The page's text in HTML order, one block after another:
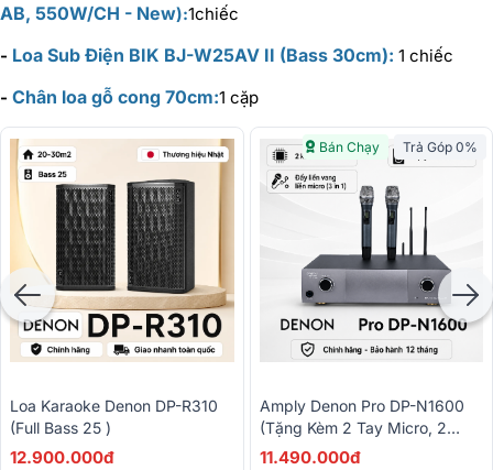
AB, 550W/CH - New):1chiếc
- Loa Sub Điện BIK BJ-W25AV II (Bass 30cm): 1 chiếc
- Chân loa gỗ cong 70cm:1 cặp
Loa Karaoke Denon DP-R310
(Full Bass 25 )
12.900.000đ
Bán Chạy Trả Góp 0%
Amply Denon Pro DP-N1600
(tặng Kèm 2 Tay Micro, 2
Kênh, Class AB, 550W/CH -
11.490.000đ